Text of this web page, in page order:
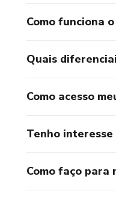
Como funciona
Quais
Como acesso
Tenho
Como faço para